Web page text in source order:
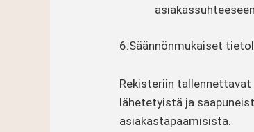
6.Säännönmukaiset
Rekisteriin
lähetetyistä ja
asiakastapaamisista.